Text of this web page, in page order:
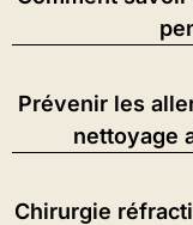
Prévenir les
nettoyage
Chirurgie